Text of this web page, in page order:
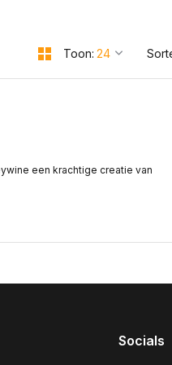
Toon:
een krachtige creatie van
Socials